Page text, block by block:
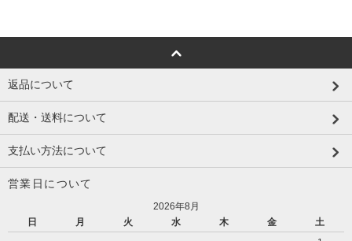
返品について
配送・送料について
支払い方法について
営業日について
2026年8月
日
月 火 水 木 金
土